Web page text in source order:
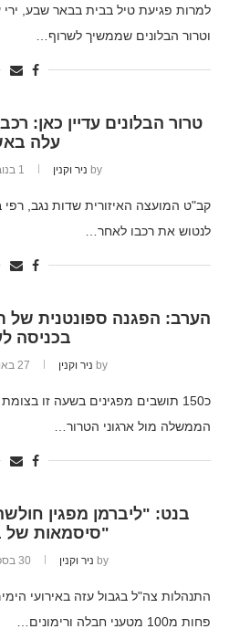
למרות פגיעת טיל בבית בבאר שבע, ירי
וטרור הבלונים שממשיך לשרוף…
טרור הבלונים עדיין כאן:
עלה
by ניר וקנין 1 בנובמבר 2018
קב"ט המועצה האיזורית שדות נגב, רפי
לנטוש את רכבו לאחר…
הערב: הפגנה ספונטנית של
בכניסה
by ניר וקנין 27 באוקטובר 2018
כ150 תושבים מפגינים בשעה זו
הממשלה מול ארגוני הטרור…
בנט: "ליברמן מפגין
"סיסמאות של
by ניר וקנין 30 בספטמבר 2018
התנהלות צה"ל בגבול עזה באירועי
פחות מ100 מטעני חבלה ורימונים…